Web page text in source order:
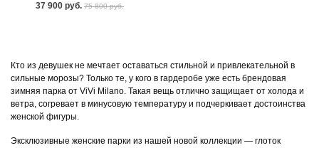
37 900 руб. 75 800 руб.
Кто из девушек не мечтает оставаться стильной и привлекательной в
сильные морозы? Только те, у кого в гардеробе уже есть брендовая
зимняя парка от ViVi Milano. Такая вещь отлично защищает от холода и
ветра, согревает в минусовую температуру и подчеркивает достоинства
женской фигуры.
Эксклюзивные женские парки из нашей новой коллекции — глоток